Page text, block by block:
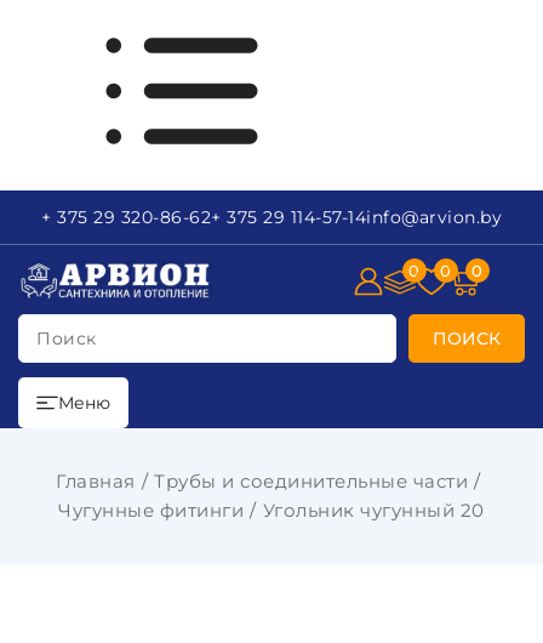
+ 375 29 320-86-62+ 375 29 114-57-14info@arvion.by
Поиск ПОИСК
0 0 0
Меню
Главная
Трубы и соединительные части
Чугунные фитинги
Угольник чугунный 20